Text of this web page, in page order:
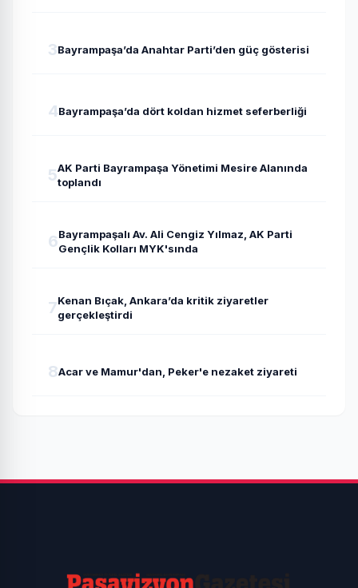
3Bayrampaşa’da Anahtar Parti’den güç gösterisi
4Bayrampaşa’da dört koldan hizmet seferberliği
5AK Parti Bayrampaşa Yönetimi Mesire Alanında
toplandı
6Bayrampaşalı Av. Ali Cengiz Yılmaz, AK Parti
Gençlik Kolları MYK'sında
7Kenan Bıçak, Ankara’da kritik ziyaretler
gerçekleştirdi
8Acar ve Mamur'dan, Peker'e nezaket ziyareti